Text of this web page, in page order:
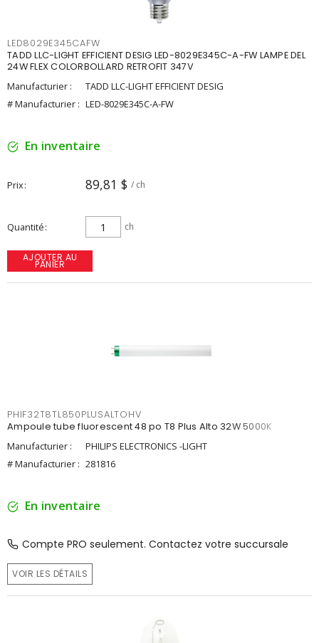
LED8029E345CAFW
TADD LLC-LIGHT EFFICIENT DESIG LED-8029E345C-A-FW LAMPE DEL
24W FLEX COLORBOLLARD RETROFIT 347V
Manufacturier :
TADD LLC-LIGHT EFFICIENT DESIG
# Manufacturier : LED-8029E345C-A-FW
En inventaire
Prix 89,81 $ / ch
Quantité ch
AJOUTER AU
PANIER
PHIF32T8TL850PLUSALTOHV
Ampoule tube fluorescent 48 po T8 Plus Alto 32W 5000K
Manufacturier :
PHILIPS ELECTRONICS -LIGHT
# Manufacturier : 281816
En inventaire
Compte PRO seulement. Contactez votre succursale
VOIR LES DÉTAILS